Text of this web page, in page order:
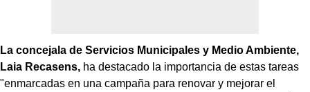
La concejala de Servicios Municipales y Medio Ambiente,
Laia Recasens, ha destacado la importancia de estas tareas
"enmarcadas en una campaña para renovar y mejorar el